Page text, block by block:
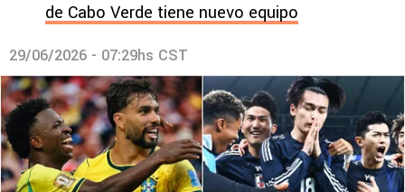
de Cabo Verde tiene nuevo equipo
29/06/2026 - 07:29hs CST